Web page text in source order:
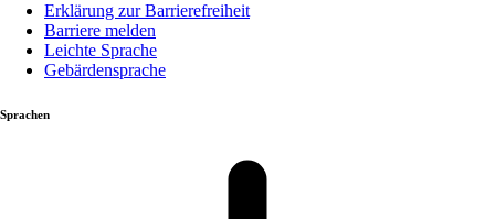
Erklärung zur Barrierefreiheit
Barriere melden
Leichte Sprache
Gebärdensprache
Sprachen